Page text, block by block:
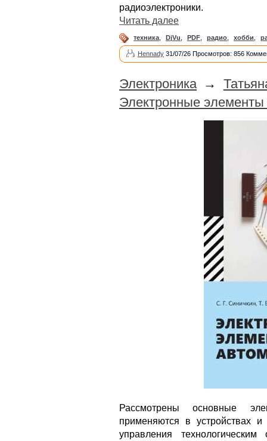
радиоэлектроники.
Читать далее
техника DjVu PDF радио хобби
Hennady 31/07/26 Просмотров: 856
Электроника →
Электронные элементы
Рассмотрены основные
применяются в устройствах
управления